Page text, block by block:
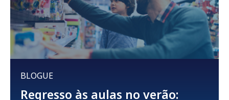
BLOGUE
Regresso às aulas no verão: